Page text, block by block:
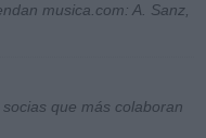
musica.com: A. Sanz,
que más colaboran